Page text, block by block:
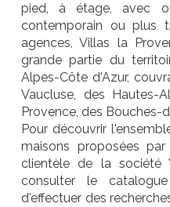
pied, à étage, avec
contemporain ou plus
agences, Villas la
grande partie du
Alpes-Côte d'Azur,
Vaucluse, des Hautes-
Provence, des Bouches-
Pour découvrir
maisons proposées
clientèle de la société
consulter le
d'effectuer des